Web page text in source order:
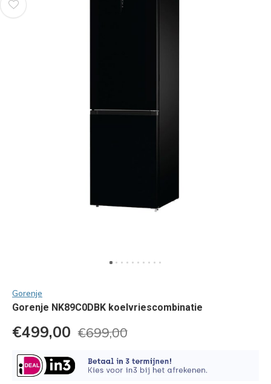
Gorenje
Gorenje NK89C0DBK koelvriescombinatie
€499,00 €699,00